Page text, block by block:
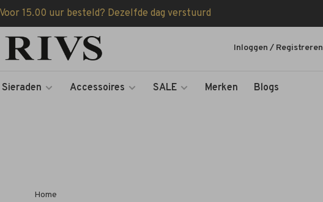
15.00 uur besteld? Dezelfde dag verstuurd
Sieraden Accessoires SALE Merken Blogs
Inloggen / Registreren
Home